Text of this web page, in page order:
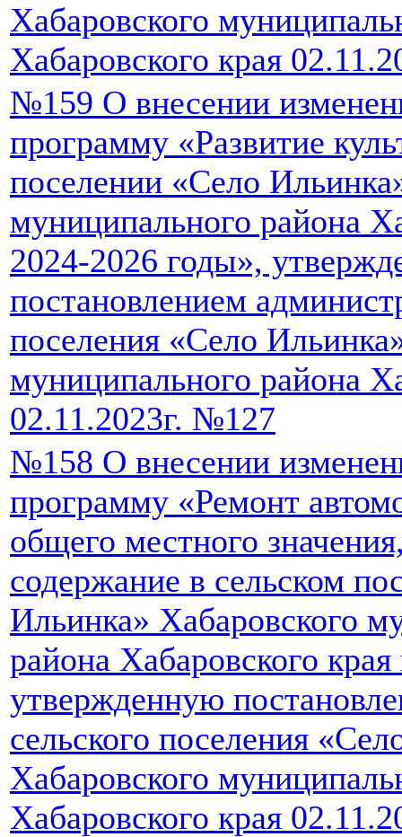
Хабаровского
Хабаровского края
№159 О внесении
программу «Развитие
поселении «Село
муниципального района
2024-2026 годы»,
постановлением
поселения «Село
муниципального района
02.11.2023г. №127
№158 О внесении
программу «Ремонт
общего местного
содержание в сельском
Ильинка» Хабаровского
района Хабаровского
утвержденную
сельского поселения
Хабаровского
Хабаровского края